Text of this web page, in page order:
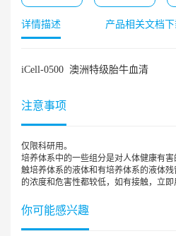
详情描述 产品相关文档
iCell-0500 澳洲特级胎牛血清
注意事项
仅限科研用。
培养体系中的一些组分是对人体健康有
触培养体系的液体和有培养体系的液体
的浓度和危害性都较低，如有接触，立即
你可能感兴趣